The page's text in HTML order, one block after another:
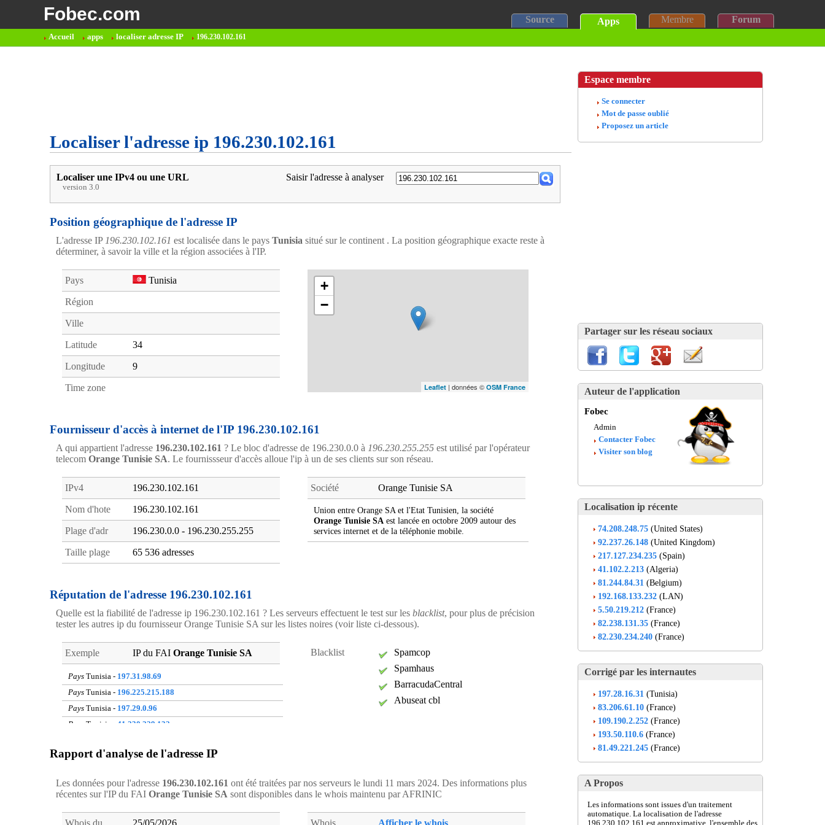
Fobec.com Source Apps Membre Forum
Accueil apps localiser adresse IP 196.230.102.161
Localiser l'adresse ip 196.230.102.161
Localiser une IPv4 ou une URL
version 3.0
Saisir l'adresse à analyser
Position géographique de l'adresse IP
L'adresse IP 196.230.102.161 est localisée dans le pays Tunisia situé sur le continent . La position géographique exacte reste à
déterminer, à savoir la ville et la région associées à l'IP.
Pays Tunisia
Région
Ville
Latitude 34
Longitude 9
Time zone
+
−
Leaflet | données © OSM France
Fournisseur d'accès à internet de l'IP 196.230.102.161
A qui appartient l'adresse 196.230.102.161 ? Le bloc d'adresse de 196.230.0.0 à 196.230.255.255 est utilisé par l'opérateur
telecom Orange Tunisie SA. Le fournissseur d'accès alloue l'ip à un de ses clients sur son réseau.
IPv4 196.230.102.161
Nom d'hote 196.230.102.161
Plage d'adr 196.230.0.0 - 196.230.255.255
Taille plage 65 536 adresses
Société Orange Tunisie SA
Union entre Orange SA et l'Etat Tunisien, la société
Orange Tunisie SA est lancée en octobre 2009 autour des
services internet et de la téléphonie mobile.
Réputation de l'adresse 196.230.102.161
Quelle est la fiabilité de l'adresse ip 196.230.102.161 ? Les serveurs effectuent le test sur les blacklist, pour plus de précision
tester les autres ip du fournisseur Orange Tunisie SA sur les listes noires (voir liste ci-dessous).
Exemple IP du FAI Orange Tunisie SA
Pays Tunisia - 197.31.98.69
Pays Tunisia - 196.225.215.188
Pays Tunisia - 197.29.0.96
Pays Tunisia -
41.230.229.132
PaysTunisia -196.225.77.151
PaysTunisia -197.31.75.104
PaysTunisia - 197.31.249.187
Blacklist
Spamcop
Spamhaus
BarracudaCentral
Abuseat cbl
Rapport d'analyse de l'adresse IP
Les données pour l'adresse 196.230.102.161 ont été traitées par nos serveurs le lundi 11 mars 2024. Des informations plus
récentes sur l'IP du FAI Orange Tunisie SA sont disponibles dans le whois maintenu par AFRINIC
Espace membre
Se connecter
Mot de passe oublié
Proposez un article
Partager sur les réseau sociaux
Auteur de l'application
Fobec
Admin
Contacter Fobec
Visiter son blog
Localisation ip récente
74.208.248.75 (United States)
92.237.26.148 (United Kingdom)
217.127.234.235 (Spain)
41.102.2.213 (Algeria)
81.244.84.31 (Belgium)
192.168.133.232 (LAN)
5.50.219.212 (France)
82.238.131.35 (France)
82.230.234.240 (France)
Corrigé par les internautes
197.28.16.31 (Tunisia)
83.206.61.10 (France)
109.190.2.252 (France)
193.50.110.6 (France)
81.49.221.245 (France)
A Propos
Les informations sont issues d'un traitement
automatique. La localisation de l'adresse
196.230.102.161 est approximative, l'ensemble des